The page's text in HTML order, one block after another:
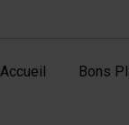
Accueil Bons